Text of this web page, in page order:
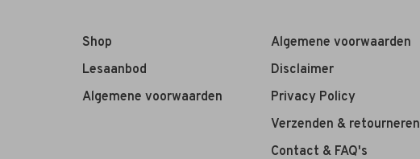
Shop
Lesaanbod
Algemene voorwaarden
Algemene voorwaarden
Disclaimer
Privacy Policy
Verzenden & retourneren
Contact & FAQ's